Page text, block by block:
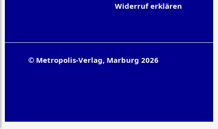
Widerruf erklären
© Metropolis-Verlag, Marburg 2026